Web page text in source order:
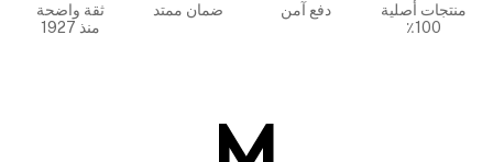
منتجات أصلية
100٪
دفع آمن ضمان ممتد
ثقة واضحة
منذ 1927